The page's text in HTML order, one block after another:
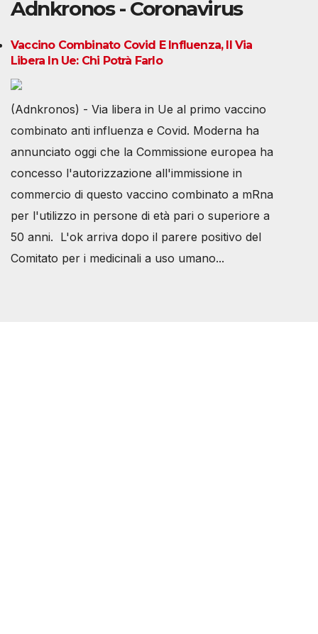
Adnkronos - Coronavirus
Vaccino Combinato Covid E Influenza, Il Via
Libera In Ue: Chi Potrà Farlo
(Adnkronos) - Via libera in Ue al primo vaccino
combinato anti influenza e Covid. Moderna ha
annunciato oggi che la Commissione europea ha
concesso l'autorizzazione all'immissione in
commercio di questo vaccino combinato a mRna
per l'utilizzo in persone di età pari o superiore a
50 anni. L'ok arriva dopo il parere positivo del
Comitato per i medicinali a uso umano...